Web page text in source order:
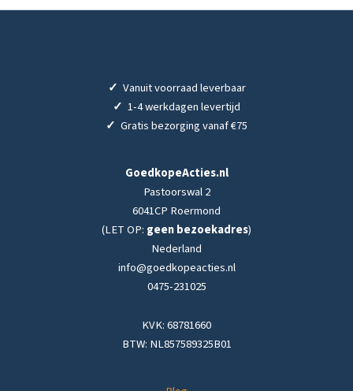
✓ Vanuit voorraad leverbaar
✓ 1-4 werkdagen levertijd
✓ Gratis bezorging vanaf €75
GoedkopeActies.nl
Pastoorswal 2
6041CP Roermond
(LET OP: geen bezoekadres)
Nederland
info@goedkopeacties.nl
0475-231025
KVK: 68781660
BTW: NL857589325B01